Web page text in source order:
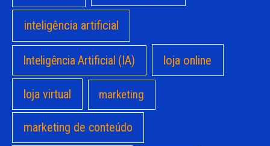
inteligência artificial
Inteligência Artificial (IA) loja online
loja virtual marketing
marketing de conteúdo